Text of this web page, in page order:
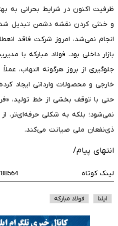
ظرفیت اکنون در شرایط بحرانی به
و خنثی کردن نقشه دشمن تبدیل
انجام نمی‌شد، امروز شرکت فاقد
بازار داخلی بود. فولاد مبارکه با
جلوگیری از بروز هرگونه التهاب،
خارجی و محصولات وارداتی ایجاد
حتی با توقف بخشی از خط تولید،
نمی‌شود؛ بلکه به شکلی حرفه‌ای‌تر،
ذی‌نفعان ملی صیانت می‌کند.
انتهای پیام/
لینک کوتاه
ایلنا فولاد مبارکه